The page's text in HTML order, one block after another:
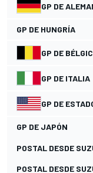
GP DE
GP DE HUNGRÍA
GP DE
GP DE ITALIA
GP DE
GP DE JAPÓN
POSTAL DESDE
POSTAL DESDE